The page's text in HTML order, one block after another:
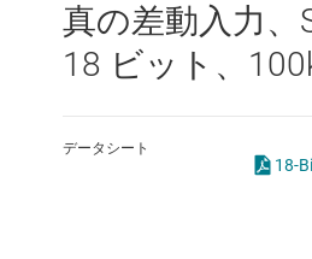
イン
オー
真の差動入力、
18 ビット、
データシート
18-